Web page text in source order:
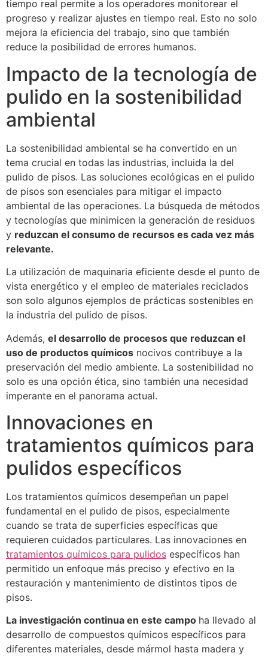
tiempo real permite a los operadores monitorear el
progreso y realizar ajustes en tiempo real. Esto no solo
mejora la eficiencia del trabajo, sino que también
reduce la posibilidad de errores humanos.
Impacto de la tecnología de
pulido en la sostenibilidad
ambiental
La sostenibilidad ambiental se ha convertido en un
tema crucial en todas las industrias, incluida la del
pulido de pisos. Las soluciones ecológicas en el pulido
de pisos son esenciales para mitigar el impacto
ambiental de las operaciones. La búsqueda de métodos
y tecnologías que minimicen la generación de residuos
y reduzcan el consumo de recursos es cada vez más
relevante.
La utilización de maquinaria eficiente desde el punto de
vista energético y el empleo de materiales reciclados
son solo algunos ejemplos de prácticas sostenibles en
la industria del pulido de pisos.
Además, el desarrollo de procesos que reduzcan el
uso de productos químicos nocivos contribuye a la
preservación del medio ambiente. La sostenibilidad no
solo es una opción ética, sino también una necesidad
imperante en el panorama actual.
Innovaciones en
tratamientos químicos para
pulidos específicos
Los tratamientos químicos desempeñan un papel
fundamental en el pulido de pisos, especialmente
cuando se trata de superficies específicas que
requieren cuidados particulares. Las innovaciones en
tratamientos químicos para pulidos específicos han
permitido un enfoque más preciso y efectivo en la
restauración y mantenimiento de distintos tipos de
pisos.
La investigación continua en este campo ha llevado al
desarrollo de compuestos químicos específicos para
diferentes materiales, desde mármol hasta madera y